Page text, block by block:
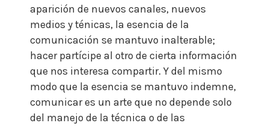
aparición de nuevos canales, nuevos
medios y ténicas, la esencia de la
comunicación se mantuvo inalterable;
hacer partícipe al otro de cierta información
que nos interesa compartir. Y del mismo
modo que la esencia se mantuvo indemne,
comunicar es un arte que no depende solo
del manejo de la técnica o de las